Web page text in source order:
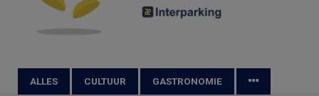
ALLES CULTUUR GASTRONOMIE